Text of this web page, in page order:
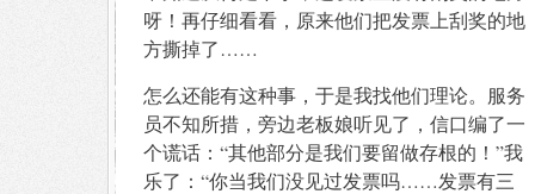
呀！再仔细看看，原来他们把发票上刮奖的地
方撕掉了……
怎么还能有这种事，于是我找他们理论。服务
员不知所措，旁边老板娘听见了，信口编了一
个谎话：“其他部分是我们要留做存根的！”我
乐了：“你当我们没见过发票吗……发票有三